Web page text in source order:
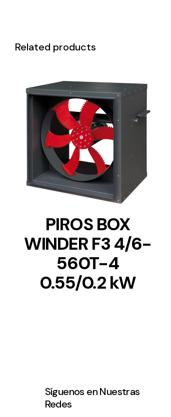
Related products
DETAILS
PIROS BOX
WINDER F3 4/6-
560T-4
0.55/0.2 kW
Síguenos en Nuestras
Redes